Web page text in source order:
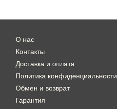
О нас
Контакты
Доставка и оплата
Политика конфиденциальности
Обмен и возврат
Гарантия